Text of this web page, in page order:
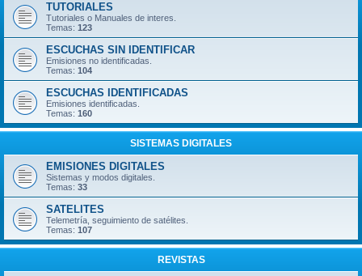
TUTORIALES
Tutoriales o Manuales de interes.
Temas: 123
ESCUCHAS SIN IDENTIFICAR
Emisiones no identificadas.
Temas: 104
ESCUCHAS IDENTIFICADAS
Emisiones identificadas.
Temas: 160
SISTEMAS DIGITALES
EMISIONES DIGITALES
Sistemas y modos digitales.
Temas: 33
SATELITES
Telemetría, seguimiento de satélites.
Temas: 107
REVISTAS